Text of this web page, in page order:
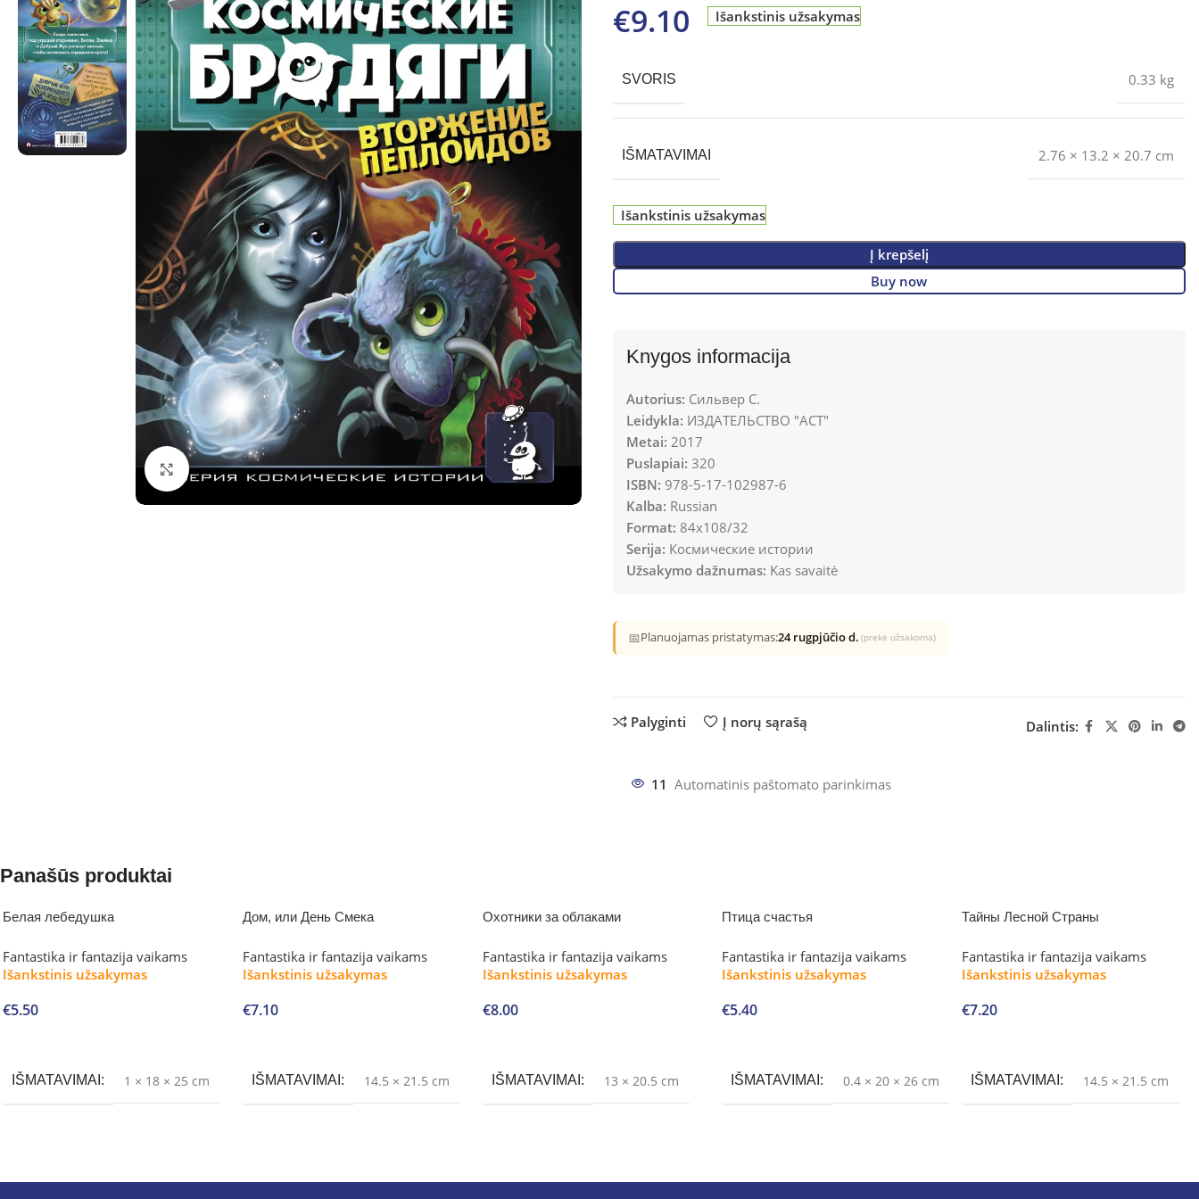
Click to enlarge
€9.10 Išankstinis užsakymas
SVORIS 0.33 kg
IŠMATAVIMAI 2.76 × 13.2 × 20.7 cm
Išankstinis užsakymas
Į krepšelį
Buy now
Knygos informacija
Autorius: Сильвер С.
Leidykla: ИЗДАТЕЛЬСТВО "АСТ"
Metai: 2017
Puslapiai: 320
ISBN: 978-5-17-102987-6
Kalba: Russian
Format: 84x108/32
Serija: Космические истории
Užsakymo dažnumas: Kas savaitė
📅Planuojamas pristatymas:24 rugpjūčio d. (prekė užsakoma)
Palyginti Į norų sąrašą Dalintis:
11 Automatinis paštomato parinkimas
Panašūs produktai
Белая лебедушка
Fantastika ir fantazija vaikams
Išankstinis užsakymas
€5.50
IŠMATAVIMAI 1 × 18 × 25 cm
Дом, или День Смека
Fantastika ir fantazija vaikams
Išankstinis užsakymas
€7.10
IŠMATAVIMAI 14.5 × 21.5 cm
Охотники за облаками
Fantastika ir fantazija vaikams
Išankstinis užsakymas
€8.00
IŠMATAVIMAI 13 × 20.5 cm
Птица счастья
Fantastika ir fantazija vaikams
Išankstinis užsakymas
€5.40
IŠMATAVIMAI 0.4 × 20 × 26 cm
Тайны Лесной Страны
Fantastika ir fantazija vaikams
Išankstinis užsakymas
€7.20
IŠMATAVIMAI 14.5 × 21.5 cm